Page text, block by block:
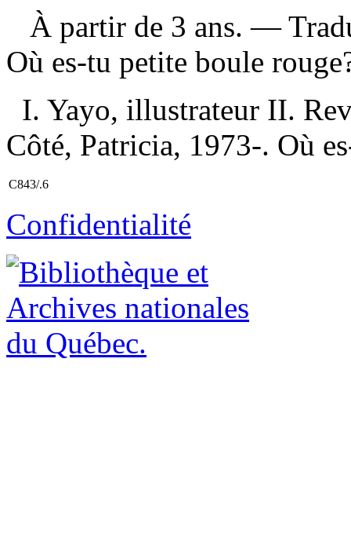
À partir de 3 ans. —
Où es-tu petite boule
I. Yayo, illustrateur II.
Côté, Patricia, 1973-. Où
C843/.6
Confidentialité